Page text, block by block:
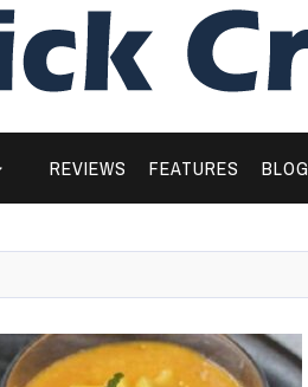
REVIEWS FEATURES BLOG